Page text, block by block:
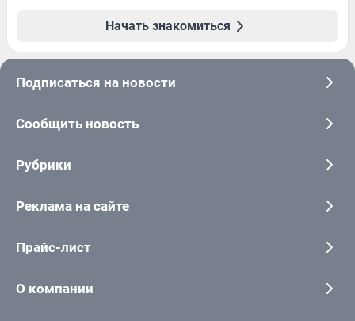
Начать знакомиться
Подписаться на новости
Сообщить новость
Рубрики
Реклама на сайте
Прайс-лист
О компании